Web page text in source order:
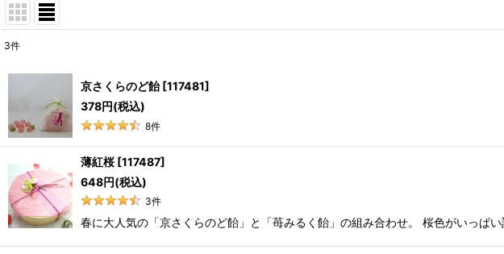
並び順:
3件
京さくらのど飴 [117481]
378円(税込)
8件
薄紅桜 [117487]
648円(税込)
3件
春に大人気の「京さくらのど飴」と「苺みるく飴」の組み合わせ。 桜色がいっぱ